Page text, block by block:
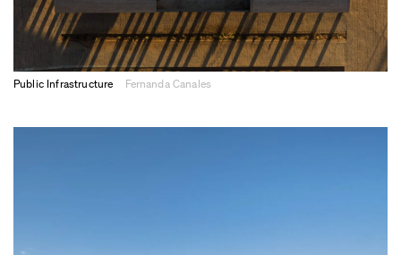
Public Infrastructure Fernanda Canales